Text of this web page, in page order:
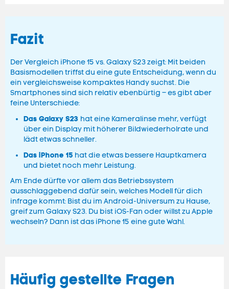
Fazit
Der Vergleich iPhone 15 vs. Galaxy S23 zeigt: Mit beiden
Basismodellen triffst du eine gute Entscheidung, wenn du
ein vergleichsweise kompaktes Handy suchst. Die
Smartphones sind sich relativ ebenbürtig – es gibt aber
feine Unterschiede:
Das Galaxy S23 hat eine Kameralinse mehr, verfügt
über ein Display mit höherer Bildwiederholrate und
lädt etwas schneller.
Das iPhone 15 hat die etwas bessere Hauptkamera
und bietet noch mehr Leistung.
Am Ende dürfte vor allem das Betriebssystem
ausschlaggebend dafür sein, welches Modell für dich
infrage kommt: Bist du im Android-Universum zu Hause,
greif zum Galaxy S23. Du bist iOS-Fan oder willst zu Apple
wechseln? Dann ist das iPhone 15 eine gute Wahl.
Häufig gestellte Fragen